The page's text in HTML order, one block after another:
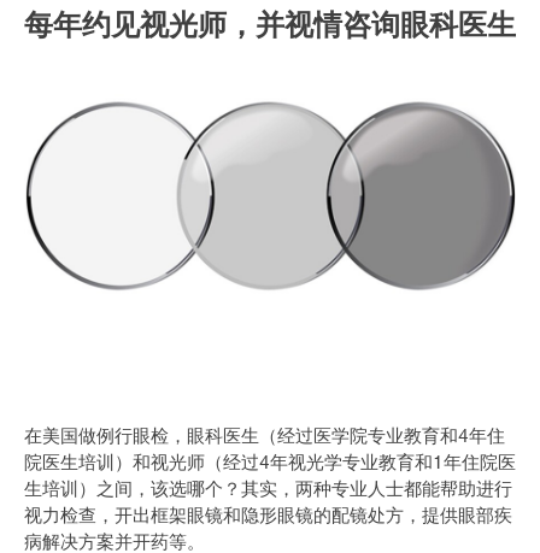
每年约见视光师，并视情咨询眼科医生
在美国做例行眼检，眼科医生（经过医学院专业教育和4年住
院医生培训）和视光师（经过4年视光学专业教育和1年住院医
生培训）之间，该选哪个？其实，两种专业人士都能帮助进行
视力检查，开出框架眼镜和隐形眼镜的配镜处方，提供眼部疾
病解决方案并开药等。